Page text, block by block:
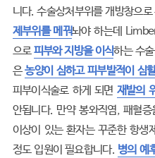
니다. 수술상처부위를 개방창으
제부위를 메꿔놔야 하는데
으로피부와 지방을 이식하는 수
은농양이 심하고 피부발적이 심
피부이식술로 하게 되면 재발의
안됩니다. 만약 봉와직염, 패혈
이상이 있는 환자는 꾸준한 항생
정도 입원이 필요합니다. 병의 예